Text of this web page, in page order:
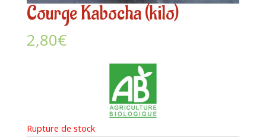
Courge Kabocha (kilo)
2,80€
Rupture de stock